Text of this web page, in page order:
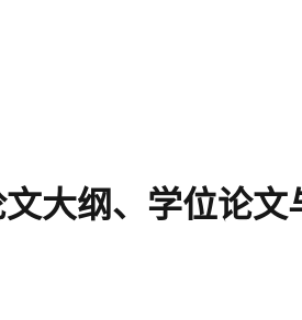
大纲、学位论文